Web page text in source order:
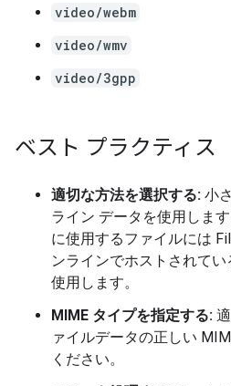
video/webm
video/wmv
video/3gpp
ベスト プラクティス
適切な方法を選択する: 小
ライン データを使用しま
に使用するファイルには
ンラインでホストされて
使用します。
MIME タイプを指定する:
ァイルデータの正しい
ください。